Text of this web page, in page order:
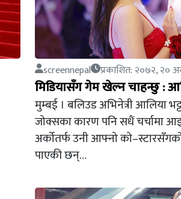
screennepal प्रकाशित: २०७२, २०
मिडियासँग गेम खेल्न चाहन्छु :
मुम्बई । बलिउड अभिनेत्री आलिया
जोक्सका कारण पनि सधैं चर्चामा
अर्कोतर्फ उनी आफ्नो
पाएकी छन्…